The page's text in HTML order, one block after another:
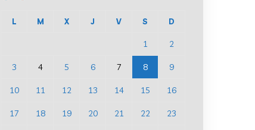
L M X J V S D
1 2
3 4 5 6 7 8 9
10 11 12 13 14 15 16
17 18 19 20 21 22 23